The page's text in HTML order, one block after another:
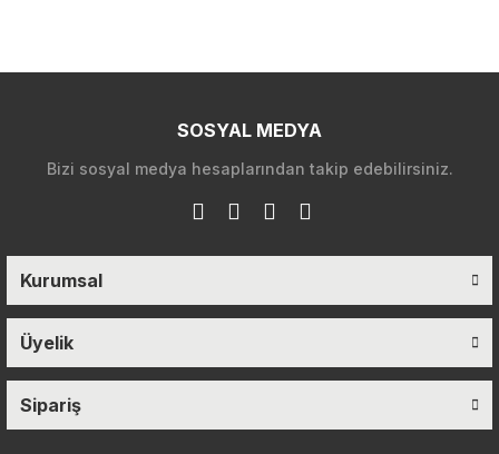
SOSYAL MEDYA
Bizi sosyal medya hesaplarından takip edebilirsiniz.
Kurumsal
Üyelik
Sipariş